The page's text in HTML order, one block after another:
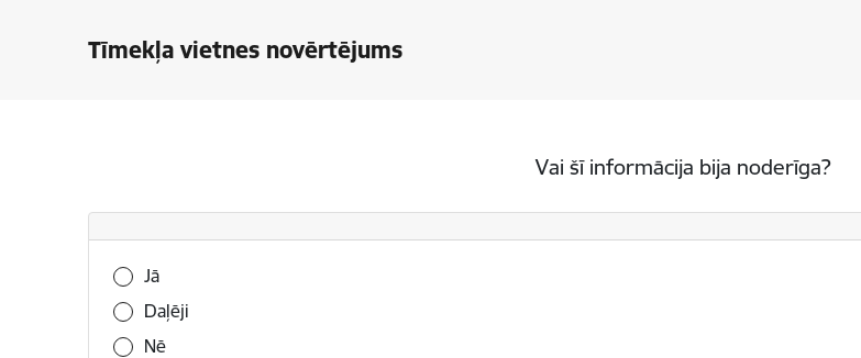
Tīmekļa vietnes novērtējums
Vai šī informācija bija noderīga?
Vai šī informācija bija noderīga?
Jā
Daļēji
Nē